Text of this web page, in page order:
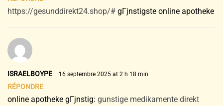
https://gesunddirekt24.shop/# gГјnstigste online apotheke
ISRAELBOYPE 16 septembre 2025 at 2 h 18 min
RÉPONDRE
online apotheke gГјnstig: gunstige medikamente direkt